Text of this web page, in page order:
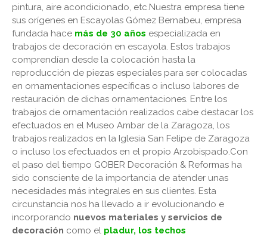
pintura, aire acondicionado, etc.Nuestra empresa tiene
sus orígenes en Escayolas Gómez Bernabeu, empresa
fundada hace más de 30 años especializada en
trabajos de decoración en escayola. Estos trabajos
comprendían desde la colocación hasta la
reproducción de piezas especiales para ser colocadas
en ornamentaciones específicas o incluso labores de
restauración de dichas ornamentaciones. Entre los
trabajos de ornamentación realizados cabe destacar los
efectuados en el Museo Ambar de la Zaragoza, los
trabajos realizados en la Iglesia San Felipe de Zaragoza
o incluso los efectuados en el propio Arzobispado.Con
el paso del tiempo GOBER Decoración & Reformas ha
sido consciente de la importancia de atender unas
necesidades más integrales en sus clientes. Esta
circunstancia nos ha llevado a ir evolucionando e
incorporando nuevos materiales y servicios de
decoración como el pladur, los techos